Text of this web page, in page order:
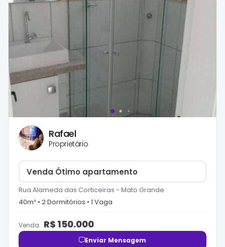
Rafael
Proprietário
Venda Ótimo apartamento
Rua Alameda das Corticeiras - Mato Grande
40m² • 2Dormitórios • 1 Vaga
Venda R$ 150.000
Enviar Mensagem